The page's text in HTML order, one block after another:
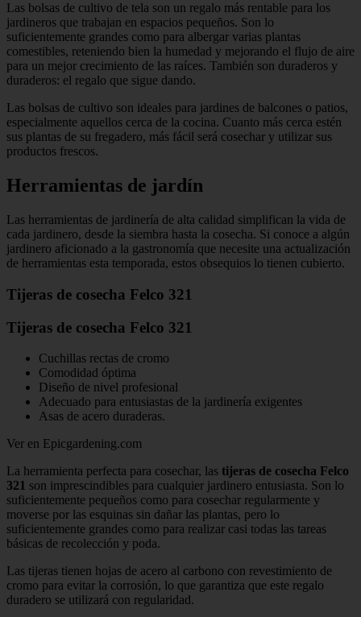
Las bolsas de cultivo de tela son un regalo más rentable para los
jardineros que trabajan en espacios pequeños. Son lo
suficientemente grandes como para albergar varias plantas
comestibles, reteniendo bien la humedad y mejorando el flujo de aire
para un mejor crecimiento de las raíces. También son duraderos y
duraderos: el regalo que sigue dando.
Las bolsas de cultivo son ideales para jardines de balcones o patios,
especialmente aquellos cerca de la cocina. Cuanto más cerca estén
sus plantas de su fregadero, más fácil será cosechar y utilizar sus
productos frescos.
Herramientas de jardín
Las herramientas de jardinería de alta calidad simplifican la vida de
cada jardinero, desde la siembra hasta la cosecha. Si conoce a algún
jardinero aficionado a la gastronomía que necesite una actualización
de herramientas esta temporada, estos obsequios lo tienen cubierto.
Tijeras de cosecha Felco 321
Tijeras de cosecha Felco 321
Cuchillas rectas de cromo
Comodidad óptima
Diseño de nivel profesional
Adecuado para entusiastas de la jardinería exigentes
Asas de acero duraderas.
Ver en Epicgardening.com
La herramienta perfecta para cosechar, las tijeras de cosecha Felco
321 son imprescindibles para cualquier jardinero entusiasta. Son lo
suficientemente pequeños como para cosechar regularmente y
moverse por las esquinas sin dañar las plantas, pero lo
suficientemente grandes como para realizar casi todas las tareas
básicas de recolección y poda.
Las tijeras tienen hojas de acero al carbono con revestimiento de
cromo para evitar la corrosión, lo que garantiza que este regalo
duradero se utilizará con regularidad.